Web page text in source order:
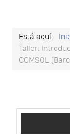
Está aquí:
Taller:
COMSOL